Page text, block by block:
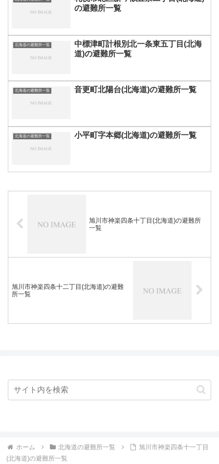
の避難所一覧
北海道の避難所一覧
中標津町計根別北一条東五丁目(北海
道)の避難所一覧
北海道の避難所一覧 音更町北陽台(北海道)の避難所一覧
北海道の避難所一覧 小平町字本郷(北海道)の避難所一覧
旭川市神楽四条十丁目(北海道)の避難所
一覧
旭川市神楽四条十二丁目(北海道)の避難
所一覧
ホーム 北海道の避難所一覧
旭川市神楽四条十一丁目
(北海道)の避難所一覧